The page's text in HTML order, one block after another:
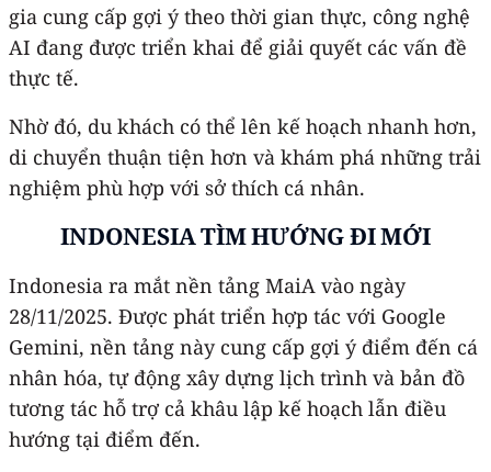
gia cung cấp gợi ý theo thời gian thực, công nghệ
AI đang được triển khai để giải quyết các vấn đề
thực tế.
Nhờ đó, du khách có thể lên kế hoạch nhanh hơn,
di chuyển thuận tiện hơn và khám phá những trải
nghiệm phù hợp với sở thích cá nhân.
INDONESIA TÌM HƯỚNG ĐI MỚI
Indonesia ra mắt nền tảng MaiA vào ngày
28/11/2025. Được phát triển hợp tác với Google
Gemini, nền tảng này cung cấp gợi ý điểm đến cá
nhân hóa, tự động xây dựng lịch trình và bản đồ
tương tác hỗ trợ cả khâu lập kế hoạch lẫn điều
hướng tại điểm đến.